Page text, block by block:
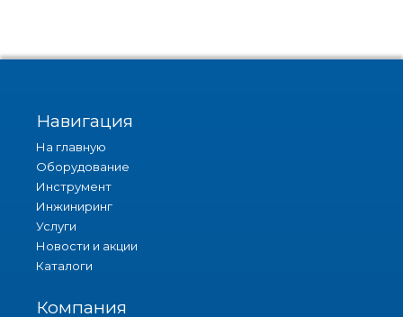
Навигация
На главную
Оборудование
Инструмент
Инжиниринг
Услуги
Новости и акции
Каталоги
Компания